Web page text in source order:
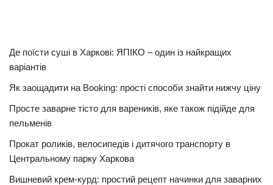
Де поїсти суші в Харкові: ЯПІКО – один із найкращих
варіантів
Як заощадити на Booking: прості способи знайти нижчу ціну
Просте заварне тісто для вареників, яке також підійде для
пельменів
Прокат роликів, велосипедів і дитячого транспорту в
Центральному парку Харкова
Вишневий крем-курд: простий рецепт начинки для заварних